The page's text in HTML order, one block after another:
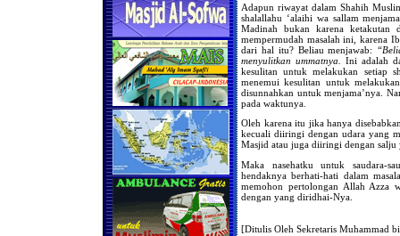
Adapun riwayat dalam Shahih
shalallahu ‘alaihi wa sallam
Madinah bukan karena
mempermudah masalah ini, karena
dari hal itu? Beliau menjawab:
menyulitkan ummatnya.
Ini adalah
kesulitan untuk melakukan setiap
menemui kesulitan untuk
disunnahkan untuk menjama’nya.
pada waktunya.
Oleh karena itu jika hanya
kecuali diiringi dengan udara yang
Masjid atau juga diiringi dengan salju
Maka nasehatku untuk saudara-
hendaknya berhati-hati dalam
memohon pertolongan Allah Azza
dengan yang diridhai-Nya.
[Ditulis Oleh Sekretaris Muhammad